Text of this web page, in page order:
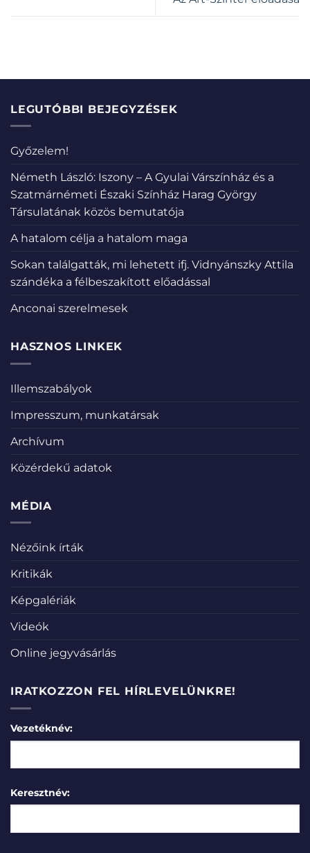
LEGUTÓBBI BEJEGYZÉSEK
Győzelem!
Németh László: Iszony – A Gyulai Várszínház és a
Szatmárnémeti Északi Színház Harag György
Társulatának közös bemutatója
A hatalom célja a hatalom maga
Sokan találgatták, mi lehetett ifj. Vidnyánszky Attila
szándéka a félbeszakított előadással
Anconai szerelmesek
HASZNOS LINKEK
Illemszabályok
Impresszum, munkatársak
Archívum
Közérdekű adatok
MÉDIA
Nézőink írták
Kritikák
Képgalériák
Videók
Online jegyvásárlás
IRATKOZZON FEL HÍRLEVELÜNKRE!
Vezetéknév:
Keresztnév: